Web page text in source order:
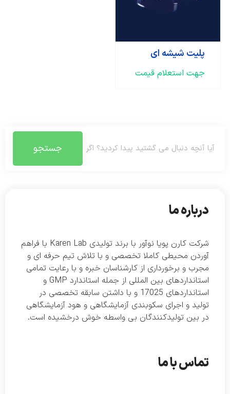
پلیت شیشه ای
جهت استعلام قیمت
جستجو
تماس با ما
درباره ما
شرکت کارن پویا نوآور با برند تولیدی Karen Lab با فراهم
آوردن محیطی کاملا تخصصی و با تلاش تیم حرفه ای و
مجرب و برخورداری از کارشناسان خبره و با رعایت تمامی
استانداردهای بین المللی از جمله استاندارد GMP و
استانداردهای 17025 و با داشتن سابقه تخصصی در
تولید و اجرای سکوبندی آزمایشگاهی و هود آزمایشگاهی
در بین تولیدکنندگان بی واسطه خوش درخشیده است.